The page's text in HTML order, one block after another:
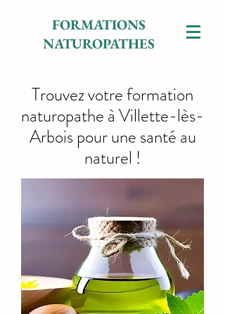
FORMATIONS
NATUROPATHES
Trouvez votre formation
naturopathe à Villette-lès-
Arbois pour une santé au
naturel !